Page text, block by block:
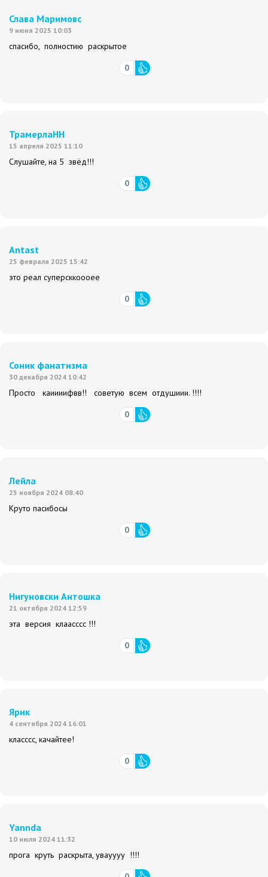
Слава Маримовс
9 июня 2025 10:03
спасибо, полностию раскрытое
0
ТрамерлаНН
15 апреля 2025 11:10
Слушайте, на 5 звёд!!!
0
Antast
25 февраля 2025 15:42
это реал суперсккоооее
0
Соник фанатизма
30 декабря 2024 10:42
Просто каиииифвв!! советую всем отдушиии. !!!!
0
Лейла
25 ноября 2024 08:40
Круто пасибосы
0
Нигуновски Антошка
21 октября 2024 12:59
эта версия клаасссс !!!
0
Ярик
4 сентября 2024 16:01
класссс, качайтее!
0
Yannda
10 июля 2024 11:32
прога круть раскрыта, увауууу !!!!